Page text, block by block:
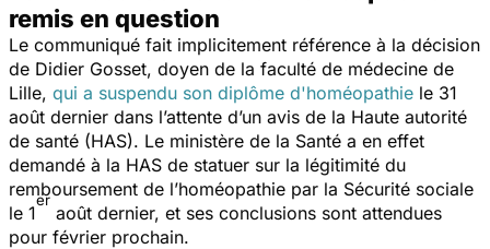
remis en question
Le communiqué fait implicitement référence à la décision
de Didier Gosset, doyen de la faculté de médecine de
Lille, qui a suspendu son diplôme d'homéopathie le 31
août dernier dans l’attente d’un avis de la Haute autorité
de santé (HAS). Le ministère de la Santé a en effet
demandé à la HAS de statuer sur la légitimité du
remboursement de l’homéopathie par la Sécurité sociale
le 1
er
août dernier, et ses conclusions sont attendues
pour février prochain.